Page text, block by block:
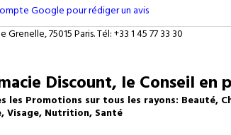
Google pour rédiger un avis
75015 Paris. Tél: +33 1 45 77 33 30
Discount, le Conseil en
les Promotions sur tous les rayons: Beauté,
Visage, Nutrition, Santé